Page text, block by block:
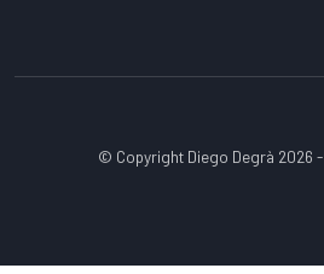
© Copyright Diego Degrà 2026 -